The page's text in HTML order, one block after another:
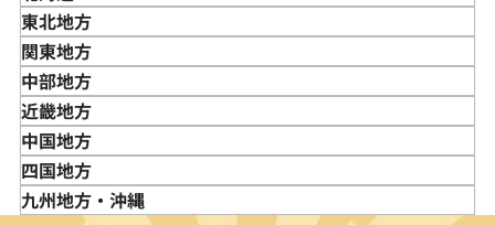
東北地方
青森県
岩手県
宮城県
秋田県
山形県
福島県
関東地方
東京都
神奈川県
埼玉県
千葉県
茨城県
中部地方
新潟県
富山県
石川県
山梨県
近畿地方
三重県
滋賀県
京都府
中国地方
鳥取県
島根県
四国地方
徳島県
九州地方・沖縄